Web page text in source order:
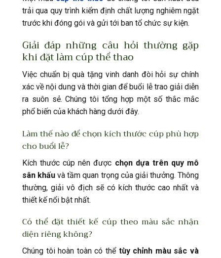
trải qua quy trình kiểm định chất lượng nghiêm ngặt
trước khi đóng gói và gửi tới ban tổ chức sự kiện.
Giải đáp những câu hỏi thường gặp
khi đặt làm cúp thể thao
Việc chuẩn bị quà tặng vinh danh đòi hỏi sự chính
xác về nội dung và thời gian để buổi lễ trao giải diễn
ra suôn sẻ. Chúng tôi tổng hợp một số thắc mắc
phổ biến của khách hàng dưới đây.
Làm thế nào để chọn kích thước cúp phù hợp
cho buổi lễ?
Kích thước cúp nên được chọn dựa trên quy mô
sân khấu và tầm quan trọng của giải thưởng. Thông
thường, giải vô địch sẽ có kích thước cao nhất và
thiết kế nổi bật nhất.
Có thể đặt thiết kế cúp theo màu sắc nhận
diện riêng không?
Chúng tôi hoàn toàn có thể tùy chỉnh màu sắc và